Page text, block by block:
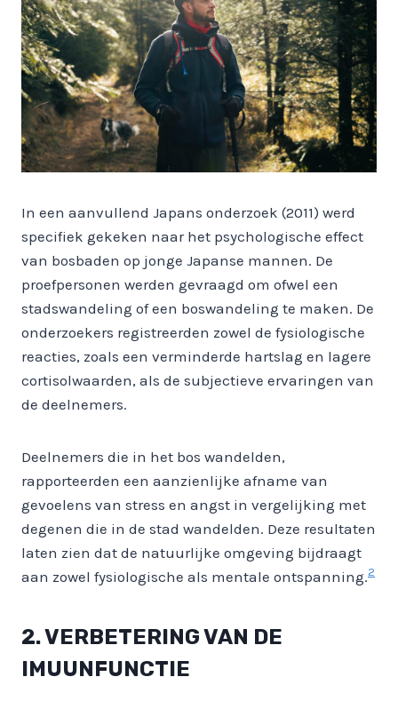
In een aanvullend Japans onderzoek (2011) werd
specifiek gekeken naar het psychologische effect
van bosbaden op jonge Japanse mannen. De
proefpersonen werden gevraagd om ofwel een
stadswandeling of een boswandeling te maken. De
onderzoekers registreerden zowel de fysiologische
reacties, zoals een verminderde hartslag en lagere
cortisolwaarden, als de subjectieve ervaringen van
de deelnemers.
Deelnemers die in het bos wandelden,
rapporteerden een aanzienlijke afname van
gevoelens van stress en angst in vergelijking met
degenen die in de stad wandelden. Deze resultaten
laten zien dat de natuurlijke omgeving bijdraagt
aan zowel fysiologische als mentale ontspanning.2
2. VERBETERING VAN DE
IMUUNFUNCTIE